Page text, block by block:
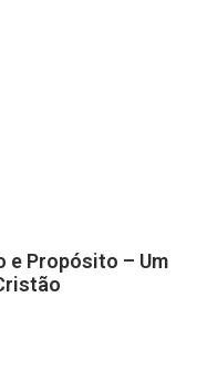
e Propósito – Um